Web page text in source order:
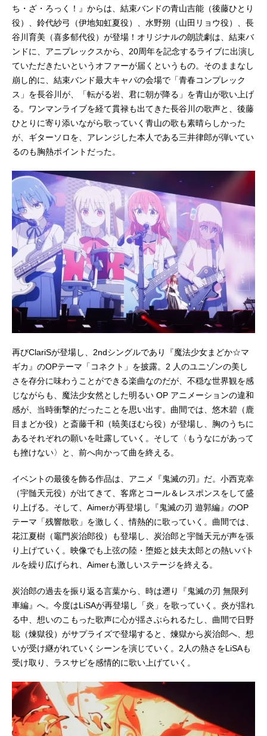
ち・ざ・ろっく！』からは、結束バンドの青山吉能（後藤ひとり
役）、鈴代紗弓（伊地知虹夏役）、水野朔（山田リョウ役）、長
谷川育美（喜多郁代役）が登場！オリジナルの朗読劇は、結束バ
ンドに、アニプレックスから、20周年を記念するライブに出演し
ていただきたいというオファーが届くというもの。そのままなし
崩し的に、結束バンド最大キャパの会場で「青春コンプレック
ス」を長谷川が、「転がる岩、君に朝が降る」を青山が歌い上げ
る。ワンマンライブを経て貫禄も出てきた長谷川の歌声と、後藤
ひとりに寄り添いながら歌っていく青山の歌も素晴らしかった
が、ギターソロを、アレンジした本人である三井律郎が弾いてい
るのも胸熱ポイントだった。
再びClariSが登場し、2ndシングルであり『魔法少女まどか☆マ
ギカ』のOPテーマ「コネクト」を披露。2 人のユニゾンの美し
さを存分に味わうことができる楽曲なのだが、不穏な世界観を感
じながらも、魔法少女然とした明るい OP アニメーションの違和
感が、当時衝撃的だったことを思い出す。曲間では、悠木碧（鹿
目まどか役）と斎藤千和（暁美ほむら役）が登場し、胸のうちに
あるそれぞれの願いを吐露していく。そして〈もうなにがあって
も挫けない〉と、前へ向かって曲を終える。
イベントの最後を飾る作品は、アニメ『鬼滅の刃』だ。小西克幸
（宇髄天元役）が出てきて、客席とコール＆レスポンスをして盛
り上げる。そして、Aimerが再登場し『鬼滅の刃 遊郭編』のOP
テーマ「残響散歌」を激しく、情熱的に歌っていく。曲間では、
花江夏樹（竈門炭治郎役）も登場し、炭治郎と宇髄天元が声を張
り上げていく。映像でも上弦の陸・堕姫と妓夫太郎との熱いバト
ルを繰り広げられ、Aimerも激しいステージを終える。
炭治郎の過去を振り返る言葉から、時は遡り『鬼滅の刃 無限列
車編』へ。今度はLiSAが再登場し「炎」を歌っていく。炎が揺れ
る中、想いのこもった歌声に心が揺さぶられるたし、曲間で日野
聡（煉獄役）がサプライズで登場すると、煉獄から炭治郎へ、想
いが受け継がれていくシーンを演じていく。2人の熱さをLiSAも
受け取り、ラスサビを感情的に歌い上げていく。